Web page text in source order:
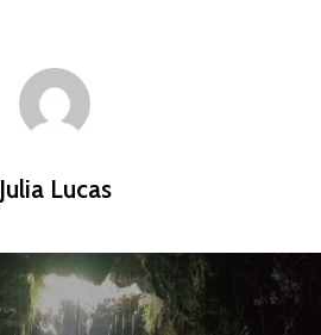
Julia Lucas